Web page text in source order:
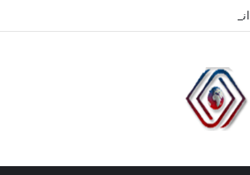
انطلاقة لجنة الصّناعيّين الشّباب في غرفة صناعة